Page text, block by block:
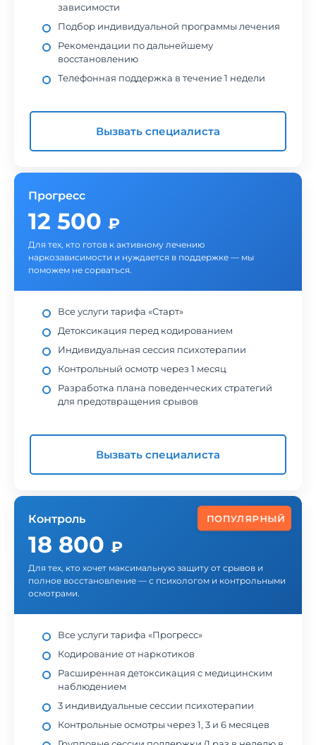
зависимости
Подбор индивидуальной программы лечения
Рекомендации по дальнейшему
восстановлению
Телефонная поддержка в течение 1 недели
Вызвать специалиста
Прогресс
12 500 ₽
Для тех, кто готов к активному лечению
наркозависимости и нуждается в поддержке — мы
поможем не сорваться.
Все услуги тарифа «Старт»
Детоксикация перед кодированием
Индивидуальная сессия психотерапии
Контрольный осмотр через 1 месяц
Разработка плана поведенческих стратегий
для предотвращения срывов
Вызвать специалиста
ПОПУЛЯРНЫЙ
Контроль
18 800 ₽
Для тех, кто хочет максимальную защиту от срывов и
полное восстановление — с психологом и контрольными
осмотрами.
Все услуги тарифа «Прогресс»
Кодирование от наркотиков
Расширенная детоксикация с медицинским
наблюдением
3 индивидуальные сессии психотерапии
Контрольные осмотры через 1, 3 и 6 месяцев